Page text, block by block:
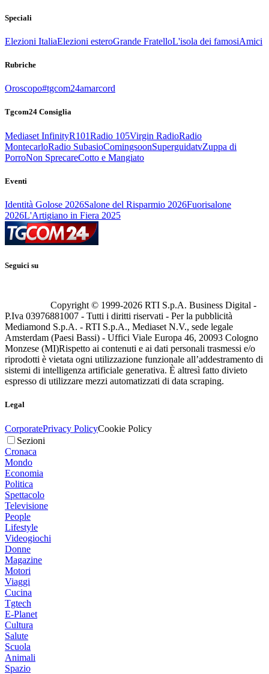
Speciali
Elezioni ItaliaElezioni esteroGrande FratelloL'isola dei famosiAmici
Rubriche
Oroscopo#tgcom24amarcord
Tgcom24 Consiglia
Mediaset InfinityR101Radio 105Virgin RadioRadio
MontecarloRadio SubasioComingsoonSuperguidatvZuppa di
PorroNon SprecareCotto e Mangiato
Eventi
Identità Golose 2026Salone del Risparmio 2026Fuorisalone
2026L'Artigiano in Fiera 2025
Seguici su
Copyright © 1999-2026 RTI S.p.A. Business Digital -
P.Iva 03976881007 - Tutti i diritti riservati - Per la pubblicità
Mediamond S.p.A. - RTI S.p.A., Mediaset N.V., sede legale
Amsterdam (Paesi Bassi) - Uffici Viale Europa 46, 20093 Cologno
Monzese (MI)Rispetto ai contenuti e ai dati personali trasmessi e/o
riprodotti è vietata ogni utilizzazione funzionale all’addestramento di
sistemi di intelligenza artificiale generativa. È altresì fatto divieto
espresso di utilizzare mezzi automatizzati di data scraping.
Legal
CorporatePrivacy PolicyCookie Policy
Sezioni
Cronaca
Mondo
Economia
Politica
Spettacolo
Televisione
People
Lifestyle
Videogiochi
Donne
Magazine
Motori
Viaggi
Cucina
Tgtech
E-Planet
Cultura
Salute
Scuola
Animali
Spazio